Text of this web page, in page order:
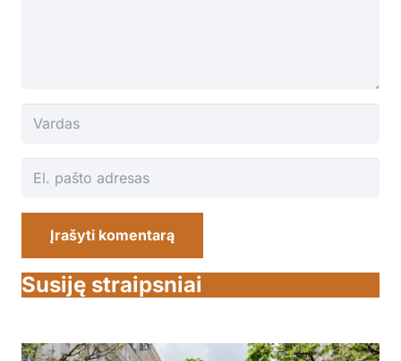
Įrašyti komentarą
Susiję straipsniai